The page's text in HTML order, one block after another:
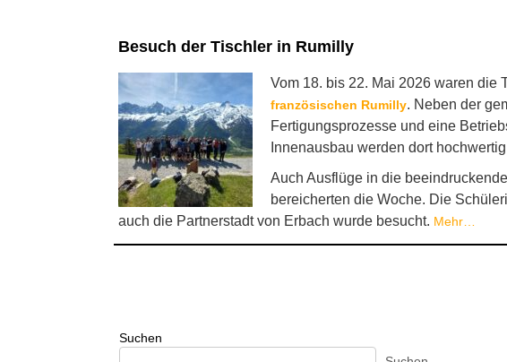
Besuch der Tischler in Rumilly
Vom 18. bis 22. Mai 2026 waren die
französischen Rumilly. Neben der
Fertigungsprozesse und eine
Innenausbau werden dort
Auch Ausflüge in die
bereicherten die Woche. Die
auch die Partnerstadt von Erbach wurde besucht. Mehr…
Suchen